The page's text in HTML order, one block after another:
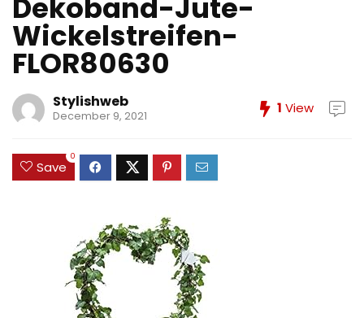
Dekoband-Jute-
Wickelstreifen-
FLOR80630
Stylishweb
December 9, 2021 1 View
Save
0